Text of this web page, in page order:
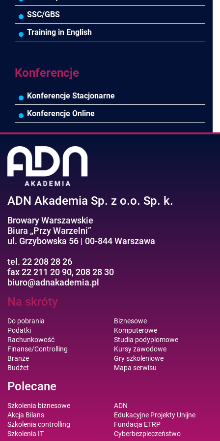
Pozostałe
Prawo pracy
Asystentka/Sekretarka
Efektywność osobista//Wellbeing
MS 365/SharePoint/Bazy danych
MS Project/Word/PowerPoint
SSC/GBS
Training in English
Konferencje
Konferencje Stacjonarne
Konferencje Online
ADN Akademia Sp. z o.o. Sp. k.
Browary Warszawskie
Biura „Przy Warzelni”
ul. Grzybowska 56 | 00-844 Warszawa
tel. 22 208 28 26
fax 22 211 20 90, 208 28 30
biuro@adnakademia.pl
Na skróty
Do pobrania
Podatki
Rachunkowość
Finanse/Controlling
Branże
Budżet
Biznesowe
Komputerowe
Studia podyplomowe
Kursy zawodowe
Gry szkoleniowe
Mapa serwisu
Polecane
Szkolenia biznesowe
Akcja Bilans
Szkolenia controlling
Szkolenia IT
ADN
Edukacyjne Projekty Unijne
Fundacja ETRP
Cyberbezpieczeństwo